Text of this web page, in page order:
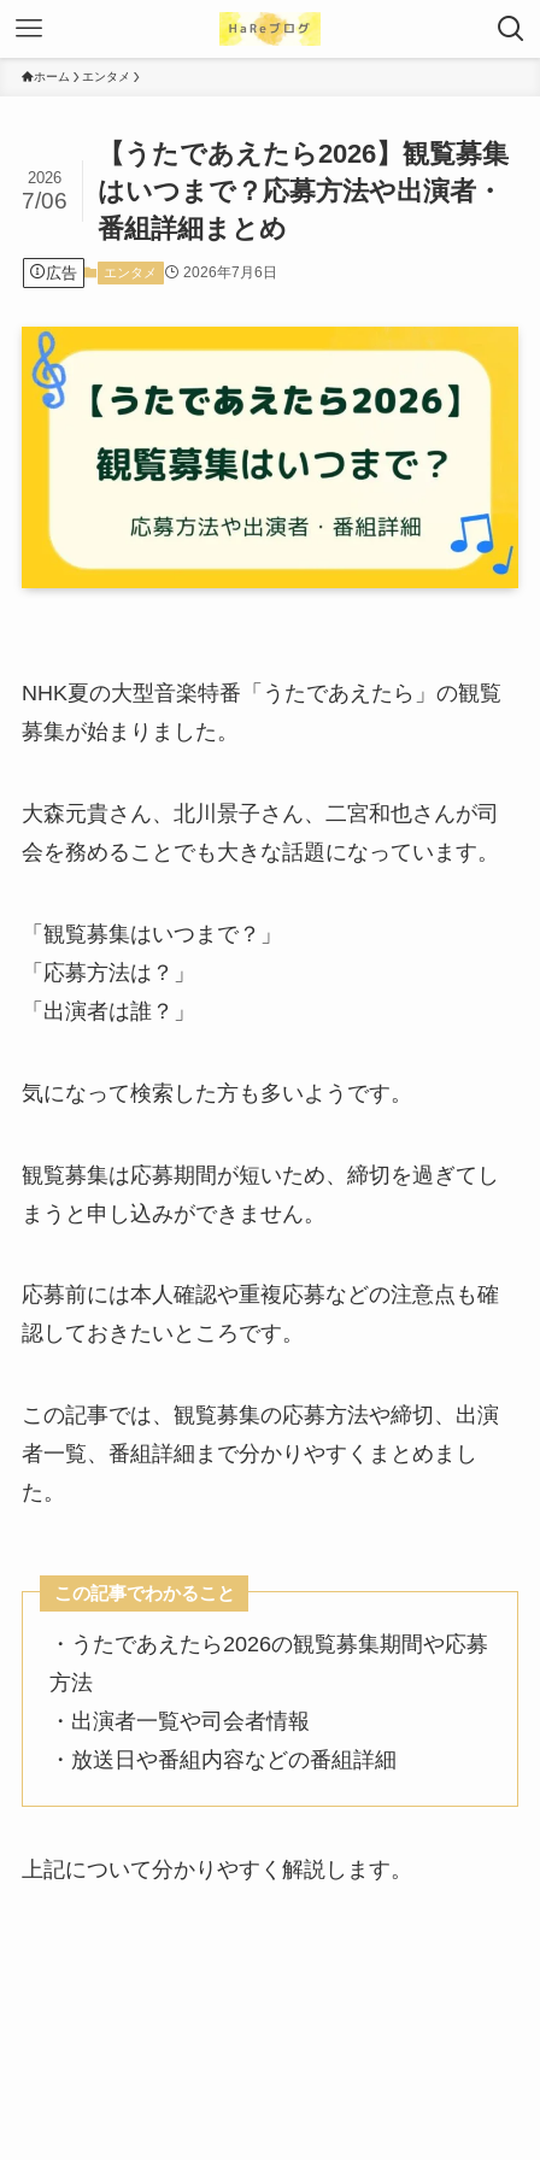
ホーム エンタメ
【うたであえたら2026】観覧募集
はいつまで？応募方法や出演者・
番組詳細まとめ
2026
7/06
広告 エンタメ 2026年7月6日
NHK夏の大型音楽特番「うたであえたら」の観覧
募集が始まりました。
大森元貴さん、北川景子さん、二宮和也さんが司
会を務めることでも大きな話題になっています。
「観覧募集はいつまで？」
「応募方法は？」
「出演者は誰？」
気になって検索した方も多いようです。
観覧募集は応募期間が短いため、締切を過ぎてし
まうと申し込みができません。
応募前には本人確認や重複応募などの注意点も確
認しておきたいところです。
この記事では、観覧募集の応募方法や締切、出演
者一覧、番組詳細まで分かりやすくまとめまし
た。
この記事でわかること
・うたであえたら2026の観覧募集期間や応募
方法
・出演者一覧や司会者情報
・放送日や番組内容などの番組詳細
上記について分かりやすく解説します。